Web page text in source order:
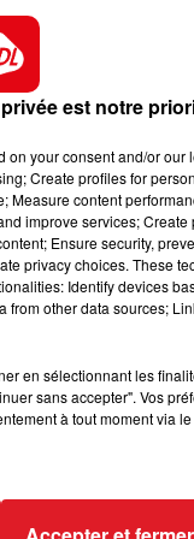
l’interpellation
organisant
et d’Afrique de
mois avec de
euros par
pneumatiques
et de la drogue.
ont
est notre
your consent and/or our
Create profiles for
content
improve services;
Ensure security,
privacy choices. These
Identify devices
other data sources;
en sélectionnant les
sans accepter". Vos
à tout moment via